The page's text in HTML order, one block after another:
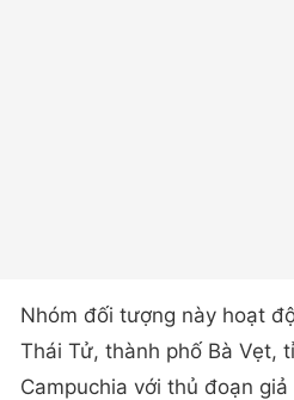
Nhóm đối tượng này hoạt
Thái Tử, thành phố Bà Vẹt,
Campuchia với thủ đoạn